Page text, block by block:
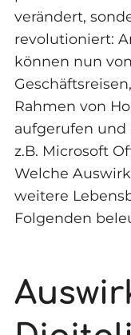
verändert,
revolutioniert:
können nun
Rahmen von
aufgerufen und
z.B. Microsoft
Welche
weitere
Folgenden